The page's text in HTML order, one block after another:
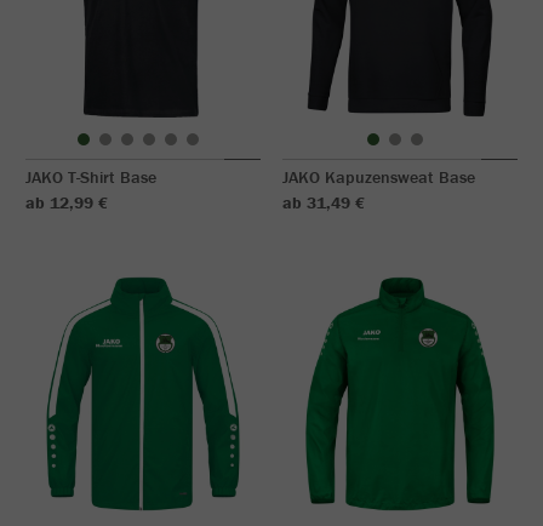
JAKO T-Shirt Base
ab 12,99 €
JAKO Kapuzensweat Base
ab 31,49 €